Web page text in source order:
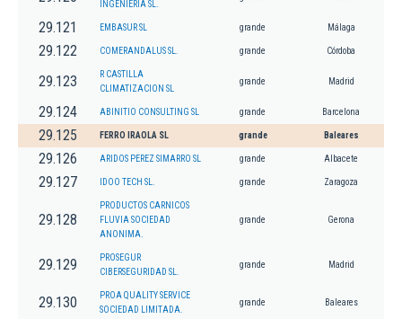
INGENIERIA SL.
29.121 EMBASUR SL grande Málaga
29.122 COMERANDALUS SL. grande Córdoba
29.123
R CASTILLA
CLIMATIZACION SL
grande Madrid
29.124 ABINITIO CONSULTING SL grande Barcelona
29.125 FERRO IRAOLA SL grande Baleares
29.126 ARIDOS PEREZ SIMARRO SL grande Albacete
29.127 IDOO TECH SL. grande Zaragoza
29.128
PRODUCTOS CARNICOS
FLUVIA SOCIEDAD
ANONIMA.
grande Gerona
29.129
PROSEGUR
CIBERSEGURIDAD SL.
grande Madrid
29.130
PROA QUALITY SERVICE
SOCIEDAD LIMITADA.
grande Baleares